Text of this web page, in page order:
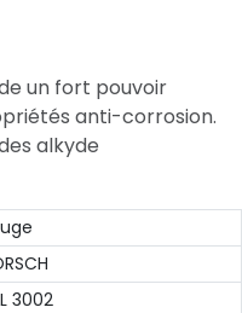
un fort pouvoir
anti-corrosion.
alkyde
3002